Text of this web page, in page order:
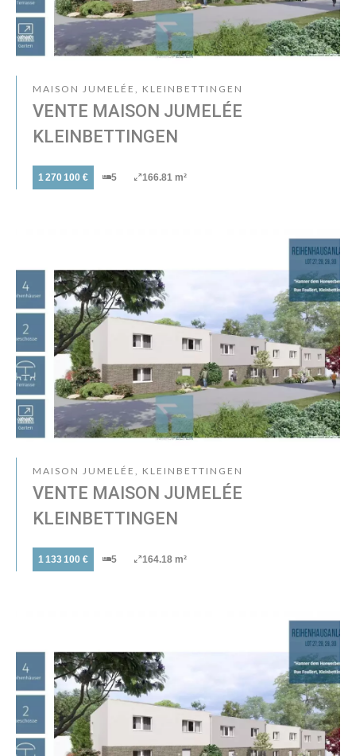
MAISON JUMELÉE, KLEINBETTINGEN
VENTE MAISON JUMELÉE
KLEINBETTINGEN
1 270 100 € 5 166.81 m²
MAISON JUMELÉE, KLEINBETTINGEN
VENTE MAISON JUMELÉE
KLEINBETTINGEN
1 133 100 € 5 164.18 m²